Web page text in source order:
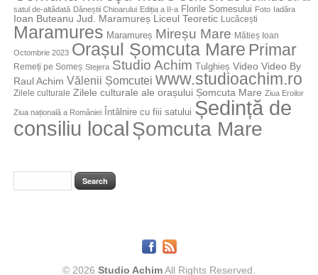
satul de-altădată Dăneștii Chioarului Ediția a II-a Florile Somesului Foto Iadăra
Ioan Buteanu Jud. Maramureș Liceul Teoretic Lucăcești
Maramures Maramureș Mireșu Mare Mătieș Ioan
Octombrie 2023 Orașul Șomcuta Mare Primar
Remeți pe Someș Stejera Studio Achim Tulghieș Video Video By
Raul Achim Vălenii Șomcutei www.studioachim.ro
Zilele culturale Zilele culturale ale orașului Șomcuta Mare Ziua Eroilor
Ziua națională a României Întâlnire cu fiii satului Ședință de
consiliu localȘomcuta Mare
© 2026 Studio AchimAll Rights Reserved.